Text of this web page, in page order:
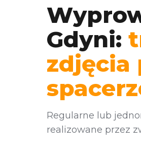
Gdyni:
zdjęcia
Regularne lub
realizowane przez